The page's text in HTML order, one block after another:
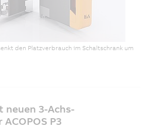
den Platzverbrauch im Schaltschrank um
neuen 3-Achs-
P3